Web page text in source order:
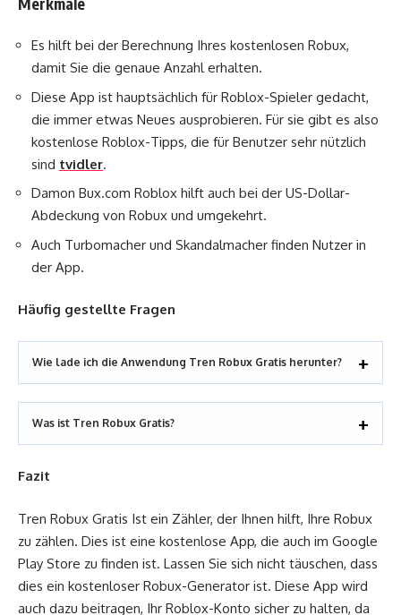
Es hilft bei der Berechnung Ihres kostenlosen Robux,
damit Sie die genaue Anzahl erhalten.
Diese App ist hauptsächlich für Roblox-Spieler gedacht,
die immer etwas Neues ausprobieren. Für sie gibt es also
kostenlose Roblox-Tipps, die für Benutzer sehr nützlich
sind tvidler.
Damon Bux.com Roblox hilft auch bei der US-Dollar-
Abdeckung von Robux und umgekehrt.
Auch Turbomacher und Skandalmacher finden Nutzer in
der App.
Häufig gestellte Fragen
Wie lade ich die Anwendung Tren Robux Gratis herunter?
Was ist Tren Robux Gratis?
Fazit
Tren Robux Gratis Ist ein Zähler, der Ihnen hilft, Ihre Robux
zu zählen. Dies ist eine kostenlose App, die auch im Google
Play Store zu finden ist. Lassen Sie sich nicht täuschen, dass
dies ein kostenloser Robux-Generator ist. Diese App wird
auch dazu beitragen, Ihr Roblox-Konto sicher zu halten, da